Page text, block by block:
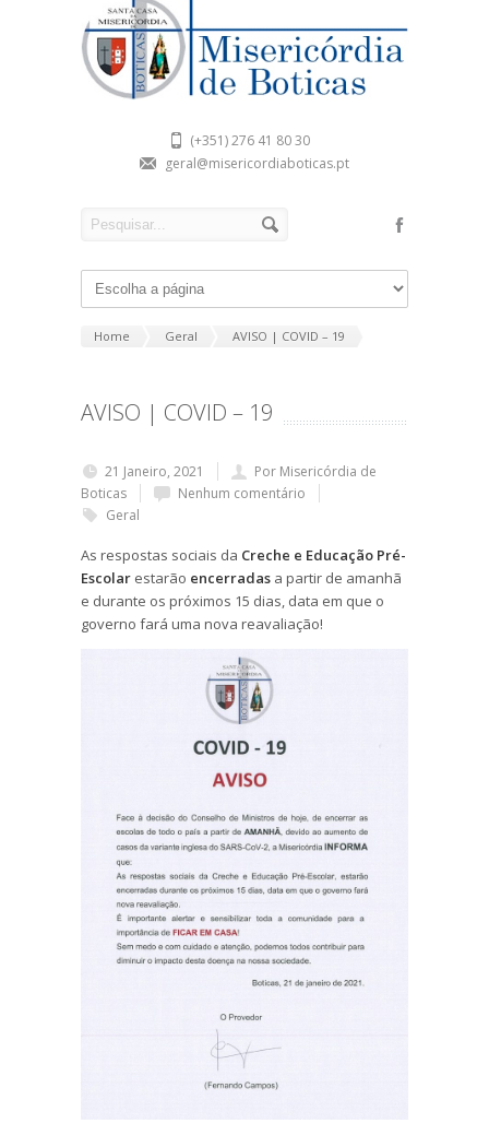
(+351) 276 41 80 30
geral@misericordiaboticas.pt
Home Geral AVISO | COVID – 19
AVISO | COVID – 19
21 Janeiro, 2021
Por Misericórdia de
Boticas
Nenhum comentário
Geral
As respostas sociais da Creche e Educação Pré-
Escolar estarão encerradas a partir de amanhã
e durante os próximos 15 dias, data em que o
governo fará uma nova reavaliação!